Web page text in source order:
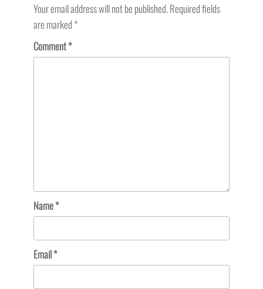
Your email address will not be published.Required fields
are marked*
Comment*
Name*
Email*